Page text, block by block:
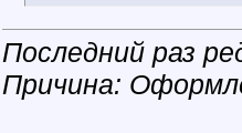
Последний раз
Причина: